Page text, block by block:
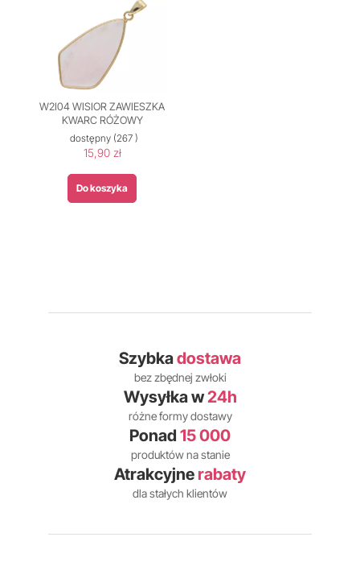
W2I04 WISIOR ZAWIESZKA
KWARC RÓŻOWY
dostępny (267 )
15,90 zł
Do koszyka
Szybkadostawa
bez zbędnej zwłoki
Wysyłka w24h
różne formy dostawy
Ponad 15 000
produktów na stanie
Atrakcyjne rabaty
dla stałych klientów